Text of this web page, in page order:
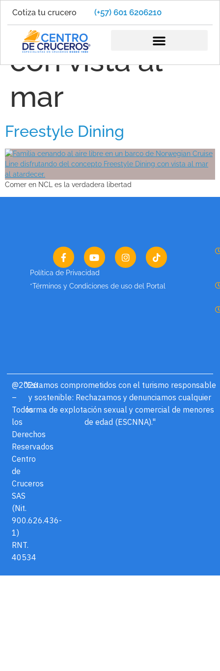
Cotiza tu crucero (+57) 601 6206210
restaurante
con vista al
mar
Freestyle Dining
Comer en NCL es la verdadera libertad
Política de Privacidad
*Términos y Condiciones de uso del Portal
@2026
–
Todos
los
Derechos
Reservados
Centro
de
Cruceros
SAS
(Nit.
900.626.436-
1)
RNT.
40534
"Estamos comprometidos con el turismo responsable
y sostenible: Rechazamos y denunciamos cualquier
forma de explotación sexual y comercial de menores
de edad (ESCNNA)."